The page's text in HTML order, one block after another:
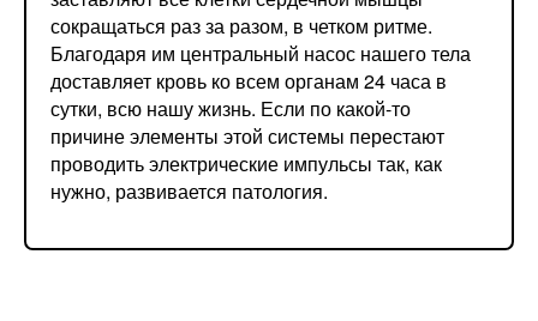
сокращаться раз за разом, в четком ритме.
Благодаря им центральный насос нашего тела
доставляет кровь ко всем органам 24 часа в
сутки, всю нашу жизнь. Если по какой-то
причине элементы этой системы перестают
проводить электрические импульсы так, как
нужно, развивается патология.